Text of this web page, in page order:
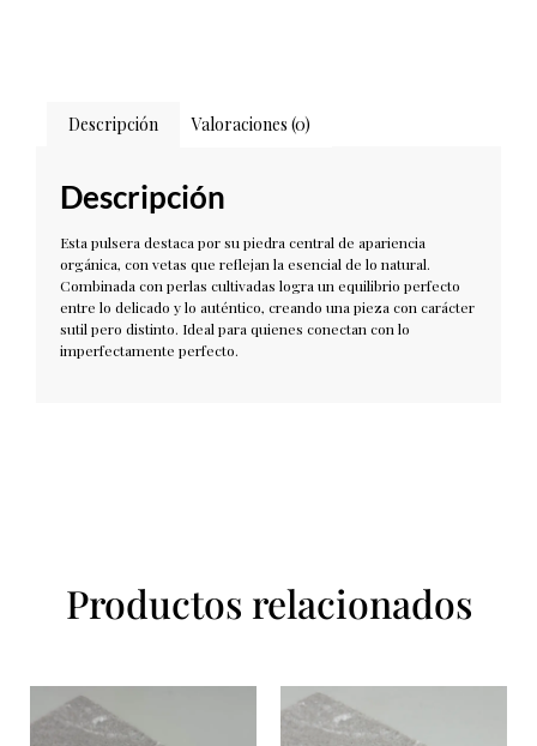
Descripción Valoraciones (0)
Descripción
Esta pulsera destaca por su piedra central de apariencia
orgánica, con vetas que reflejan la esencial de lo natural.
Combinada con perlas cultivadas logra un equilibrio perfecto
entre lo delicado y lo auténtico, creando una pieza con carácter
sutil pero distinto. Ideal para quienes conectan con lo
imperfectamente perfecto.
Productos relacionados